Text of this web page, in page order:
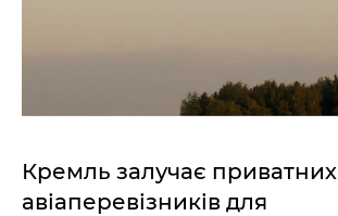
Кремль залучає приватних
авіаперевізників для